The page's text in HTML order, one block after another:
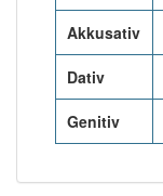
Akkusativ
Dativ
Genitiv